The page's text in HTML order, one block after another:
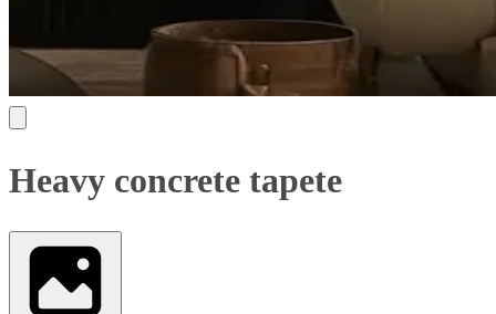
Heavy concrete tapete